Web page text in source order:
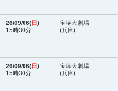
26/09/06( 日 )
15時30分
宝塚大劇場
(兵庫)
26/09/06( 日 )
15時30分
宝塚大劇場
(兵庫)